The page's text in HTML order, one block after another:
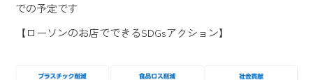
での予定です
【ローソンのお店でできるSDGsアクション】